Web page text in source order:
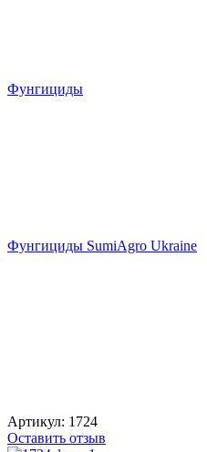
Фунгициды
Фунгициды SumiAgro Ukraine
Артикул: 1724
Оставить отзыв